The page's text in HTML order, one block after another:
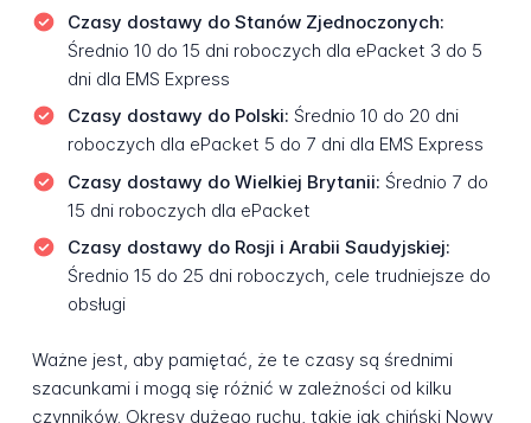
Czasy dostawy do Stanów Zjednoczonych:
Średnio 10 do 15 dni roboczych dla ePacket 3 do 5
dni dla EMS Express
Czasy dostawy do Polski: Średnio 10 do 20 dni
roboczych dla ePacket 5 do 7 dni dla EMS Express
Czasy dostawy do Wielkiej Brytanii: Średnio 7 do
15 dni roboczych dla ePacket
Czasy dostawy do Rosji i Arabii Saudyjskiej:
Średnio 15 do 25 dni roboczych, cele trudniejsze do
obsługi
Ważne jest, aby pamiętać, że te czasy są średnimi
szacunkami i mogą się różnić w zależności od kilku
czynników. Okresy dużego ruchu, takie jak chiński Nowy